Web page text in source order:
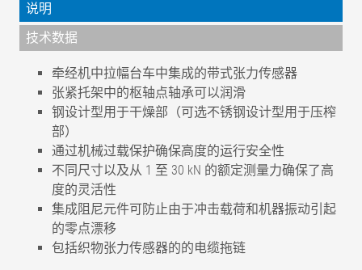
说明
技术数据
牵经机中拉幅台车中集成的带式张力传感器
张紧托架中的枢轴点轴承可以润滑
钢设计型用于干燥部（可选不锈钢设计型用于压榨
部）
通过机械过载保护确保高度的运行安全性
不同尺寸以及从 1 至 30 kN 的额定测量力确保了高
度的灵活性
集成阻尼元件可防止由于冲击载荷和机器振动引起
的零点漂移
包括织物张力传感器的的电缆拖链